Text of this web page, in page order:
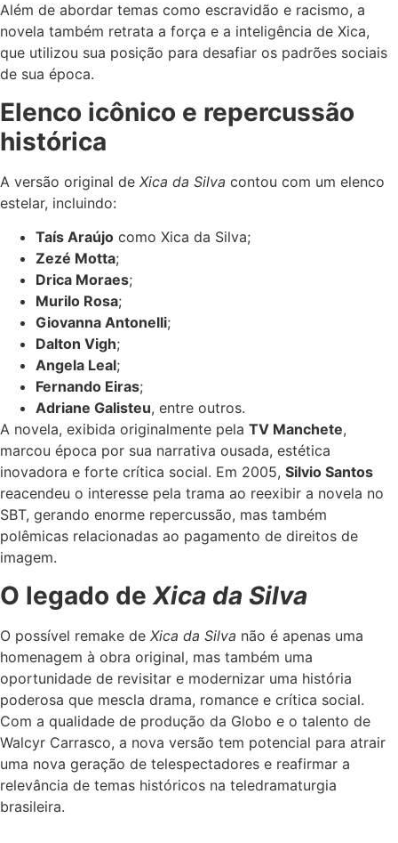
Além de abordar temas como escravidão e racismo, a
novela também retrata a força e a inteligência de Xica,
que utilizou sua posição para desafiar os padrões sociais
de sua época.
Elenco icônico e repercussão
histórica
A versão original de Xica da Silva contou com um elenco
estelar, incluindo:
Taís Araújo como Xica da Silva;
Zezé Motta;
Drica Moraes;
Murilo Rosa;
Giovanna Antonelli;
Dalton Vigh;
Angela Leal;
Fernando Eiras;
Adriane Galisteu, entre outros.
A novela, exibida originalmente pela TV Manchete,
marcou época por sua narrativa ousada, estética
inovadora e forte crítica social. Em 2005, Silvio Santos
reacendeu o interesse pela trama ao reexibir a novela no
SBT, gerando enorme repercussão, mas também
polêmicas relacionadas ao pagamento de direitos de
imagem.
O legado de Xica da Silva
O possível remake de Xica da Silva não é apenas uma
homenagem à obra original, mas também uma
oportunidade de revisitar e modernizar uma história
poderosa que mescla drama, romance e crítica social.
Com a qualidade de produção da Globo e o talento de
Walcyr Carrasco, a nova versão tem potencial para atrair
uma nova geração de telespectadores e reafirmar a
relevância de temas históricos na teledramaturgia
brasileira.